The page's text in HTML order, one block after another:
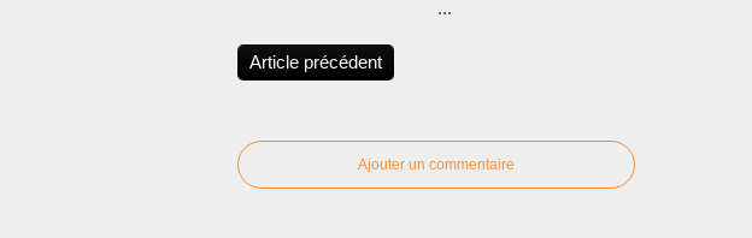
...
Article précédent
Ajouter un commentaire